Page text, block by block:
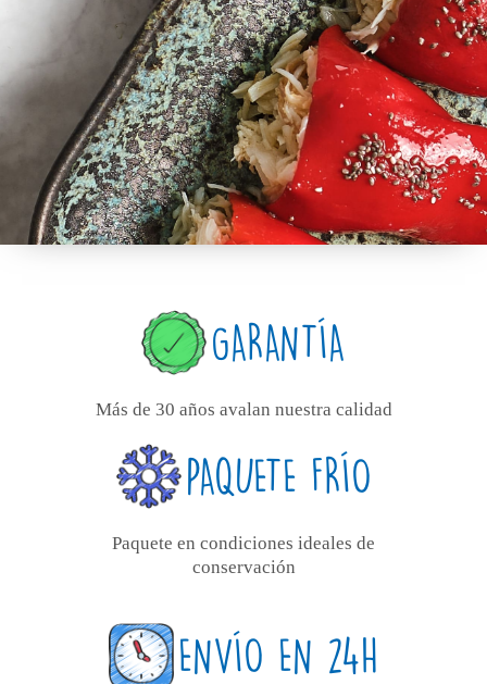
GARANTÍA
Más de 30 años avalan nuestra calidad
PAQUETE FRÍO
Paquete en condiciones ideales de
conservación
ENVÍO EN 24H